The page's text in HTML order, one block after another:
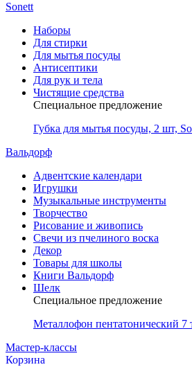
Sonett
Наборы
Для стирки
Для мытья посуды
Антисептики
Для рук и тела
Чистящие средства
Специальное предложение
Губка для мытья посуды, 2 шт,
Вальдорф
Адвентские календари
Игрушки
Музыкальные инструменты
Творчество
Рисование и живопись
Свечи из пчелиного воска
Декор
Товары для школы
Книги Вальдорф
Шелк
Специальное предложение
Металлофон пентатонический 7
Мастер-классы
Корзина